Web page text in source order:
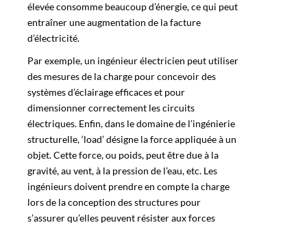
élevée consomme beaucoup d’énergie, ce qui peut
entraîner une augmentation de la facture
d’électricité.
Par exemple, un ingénieur électricien peut utiliser
des mesures de la charge pour concevoir des
systèmes d’éclairage efficaces et pour
dimensionner correctement les circuits
électriques. Enfin, dans le domaine de l’ingénierie
structurelle, ‘load’ désigne la force appliquée à un
objet. Cette force, ou poids, peut être due à la
gravité, au vent, à la pression de l’eau, etc. Les
ingénieurs doivent prendre en compte la charge
lors de la conception des structures pour
s’assurer qu’elles peuvent résister aux forces